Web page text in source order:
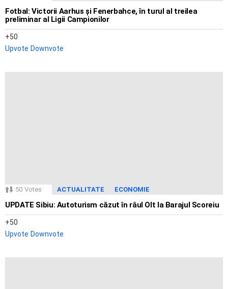
Fotbal: Victorii Aarhus și Fenerbahce, în turul al treilea
preliminar al Ligii Campionilor
50
Upvote Downvote
50 Votes ACTUALITATE ECONOMIE
UPDATE Sibiu: Autoturism căzut în râul Olt la Barajul Scoreiu
50
Upvote Downvote